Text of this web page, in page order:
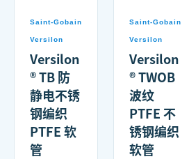
Saint-Gobain
Versilon
Versilon
® TB 防
静电不锈
钢编织
PTFE 软
管
Saint-Gobain
Versilon
Versilon
® TWOB
波纹
PTFE 不
锈钢编织
软管